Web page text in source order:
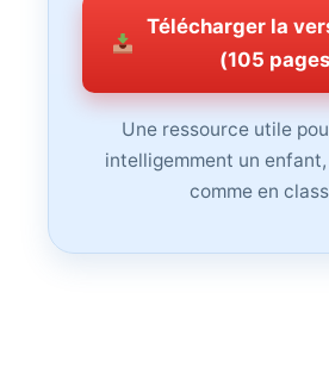
Télécharger la
(105
Une ressource utile
intelligemment un
comme en